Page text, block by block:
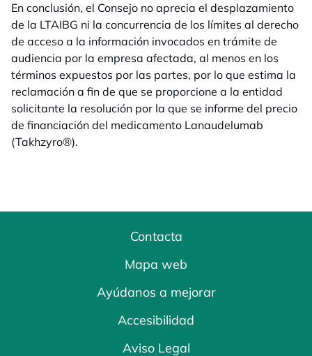
En conclusión, el Consejo no aprecia el desplazamiento
de la LTAIBG ni la concurrencia de los límites al derecho
de acceso a la información invocados en trámite de
audiencia por la empresa afectada, al menos en los
términos expuestos por las partes, por lo que estima la
reclamación a fin de que se proporcione a la entidad
solicitante la resolución por la que se informe del precio
de financiación del medicamento Lanaudelumab
(Takhzyro®).
Contacta
Mapa web
Ayúdanos a mejorar
Accesibilidad
Aviso Legal